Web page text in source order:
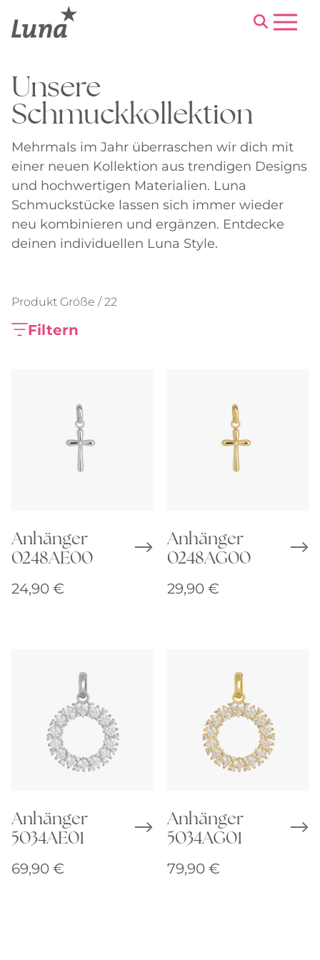
Menu
Unsere
Schmuckkollektion
Mehrmals im Jahr überraschen wir dich mit
einer neuen Kollektion aus trendigen Designs
und hochwertigen Materialien. Luna
Schmuckstücke lassen sich immer wieder
neu kombinieren und ergänzen. Entdecke
deinen individuellen Luna Style.
Produkt Größe / 22
Filtern
Anhänger
0248AE00
24,90 €
Anhänger
0248AG00
29,90 €
Anhänger
5034AE01
69,90 €
Anhänger
5034AG01
79,90 €